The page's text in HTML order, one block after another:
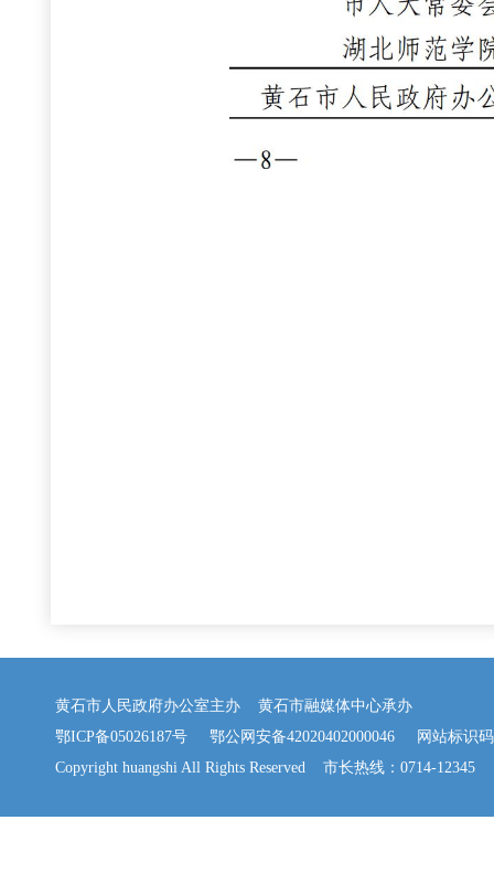
黄石市人民政府办公室主办 黄石市融媒体中心承办
鄂ICP备05026187号
鄂公网安备42020402000046 网站标识码
Copyright huangshi All Rights Reserved 市长热线：0714-12345